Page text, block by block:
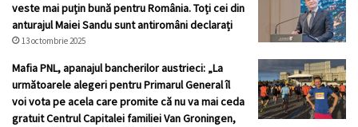
veste mai puțin bună pentru România. Toți cei din
anturajul Maiei Sandu sunt antiromâni declarați
13 octombrie 2025
Mafia PNL, apanajul bancherilor austrieci: „La
următoarele alegeri pentru Primarul General îl
voi vota pe acela care promite că nu va mai ceda
gratuit Centrul Capitalei familiei Van Groningen,